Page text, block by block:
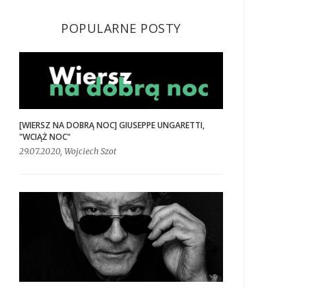
POPULARNE POSTY
[WIERSZ NA DOBRĄ NOC] GIUSEPPE UNGARETTI,
"WCIĄŻ NOC"
29.07.2020, Wojciech Szot